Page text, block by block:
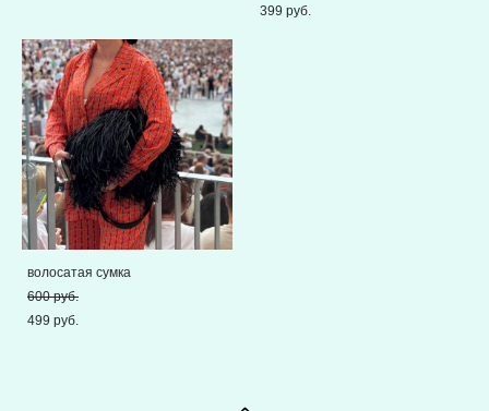
399 pуб.
волосатая сумка
600 pуб.
499 pуб.